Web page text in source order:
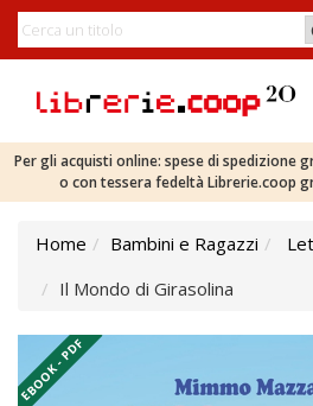
Per gli acquisti online: spese di spedizione
o con tessera fedeltà Librerie.coop
Home Bambini e Ragazzi
Il Mondo di Girasolina
EBOOK - PDF